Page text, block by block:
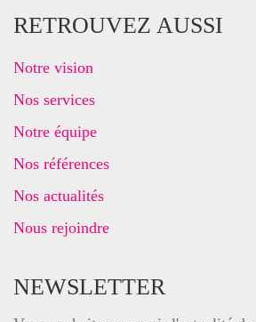
RETROUVEZ AUSSI
Notre vision
Nos services
Notre équipe
Nos références
Nos actualités
Nous rejoindre
NEWSLETTER